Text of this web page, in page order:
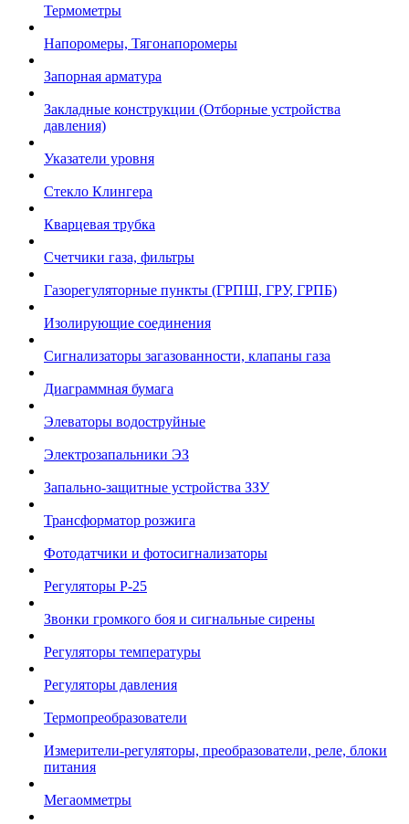
Термометры
Напоромеры, Тягонапоромеры
Запорная арматура
Закладные конструкции (Отборные устройства
давления)
Указатели уровня
Стекло Клингера
Кварцевая трубка
Счетчики газа, фильтры
Газорегуляторные пункты (ГРПШ, ГРУ, ГРПБ)
Изолирующие соединения
Сигнализаторы загазованности, клапаны газа
Диаграммная бумага
Элеваторы водоструйные
Электрозапальники ЭЗ
Запально-защитные устройства ЗЗУ
Трансформатор розжига
Фотодатчики и фотосигнализаторы
Регуляторы Р-25
Звонки громкого боя и сигнальные сирены
Регуляторы температуры
Регуляторы давления
Термопреобразователи
Измерители-регуляторы, преобразователи, реле, блоки
питания
Мегаомметры